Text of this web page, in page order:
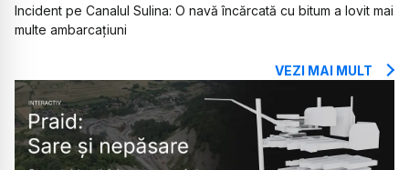
Incident pe Canalul Sulina: O navă încărcată cu bitum a lovit mai
multe ambarcațiuni
VEZI MAI MULT